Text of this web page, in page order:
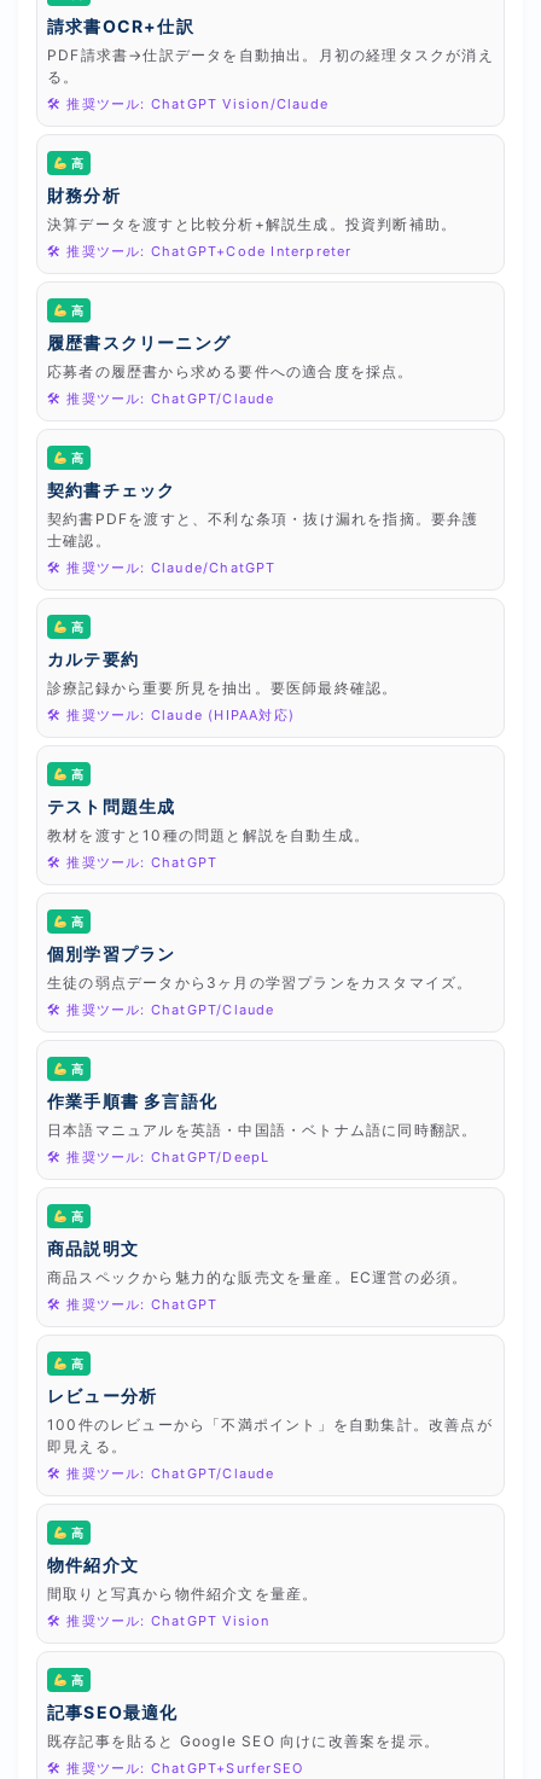
請求書OCR+仕訳
PDF請求書→仕訳データを自動抽出。月初の経理タスクが消え
る。
🛠 推奨ツール: ChatGPT Vision/Claude
高
財務分析
決算データを渡すと比較分析+解説生成。投資判断補助。
🛠 推奨ツール: ChatGPT+Code Interpreter
高
履歴書スクリーニング
応募者の履歴書から求める要件への適合度を採点。
🛠 推奨ツール: ChatGPT/Claude
高
契約書チェック
契約書PDFを渡すと、不利な条項・抜け漏れを指摘。要弁護
士確認。
🛠 推奨ツール: Claude/ChatGPT
高
カルテ要約
診療記録から重要所見を抽出。要医師最終確認。
🛠 推奨ツール: Claude (HIPAA対応)
高
テスト問題生成
教材を渡すと10種の問題と解説を自動生成。
🛠 推奨ツール: ChatGPT
高
個別学習プラン
生徒の弱点データから3ヶ月の学習プランをカスタマイズ。
🛠 推奨ツール: ChatGPT/Claude
高
作業手順書 多言語化
日本語マニュアルを英語・中国語・ベトナム語に同時翻訳。
🛠 推奨ツール: ChatGPT/DeepL
高
商品説明文
商品スペックから魅力的な販売文を量産。EC運営の必須。
🛠 推奨ツール: ChatGPT
高
レビュー分析
100件のレビューから「不満ポイント」を自動集計。改善点が
即見える。
🛠 推奨ツール: ChatGPT/Claude
高
物件紹介文
間取りと写真から物件紹介文を量産。
🛠 推奨ツール: ChatGPT Vision
高
記事SEO最適化
既存記事を貼ると Google SEO 向けに改善案を提示。
🛠 推奨ツール: ChatGPT+SurferSEO